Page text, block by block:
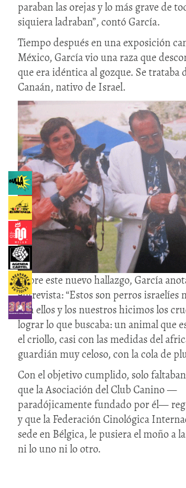
paraban las orejas y lo más grave de
siquiera ladraban”, contó García.
Tiempo después en una exposición
México, García vio una raza que
que era idéntica al gozque. Se trataba
Canaán, nativo de Israel.
Sobre este nuevo hallazgo, García
entrevista: “Estos son perros israelíes
con ellos y los nuestros hicimos los
lograr lo que buscaba: un animal que
el criollo, casi con las medidas del
guardián muy celoso, con la cola de
Con el objetivo cumplido, solo
que la Asociación del Club Canino —
paradójicamente fundado por él—
y que la Federación Cinológica
sede en Bélgica, le pusiera el moño a
ni lo uno ni lo otro.